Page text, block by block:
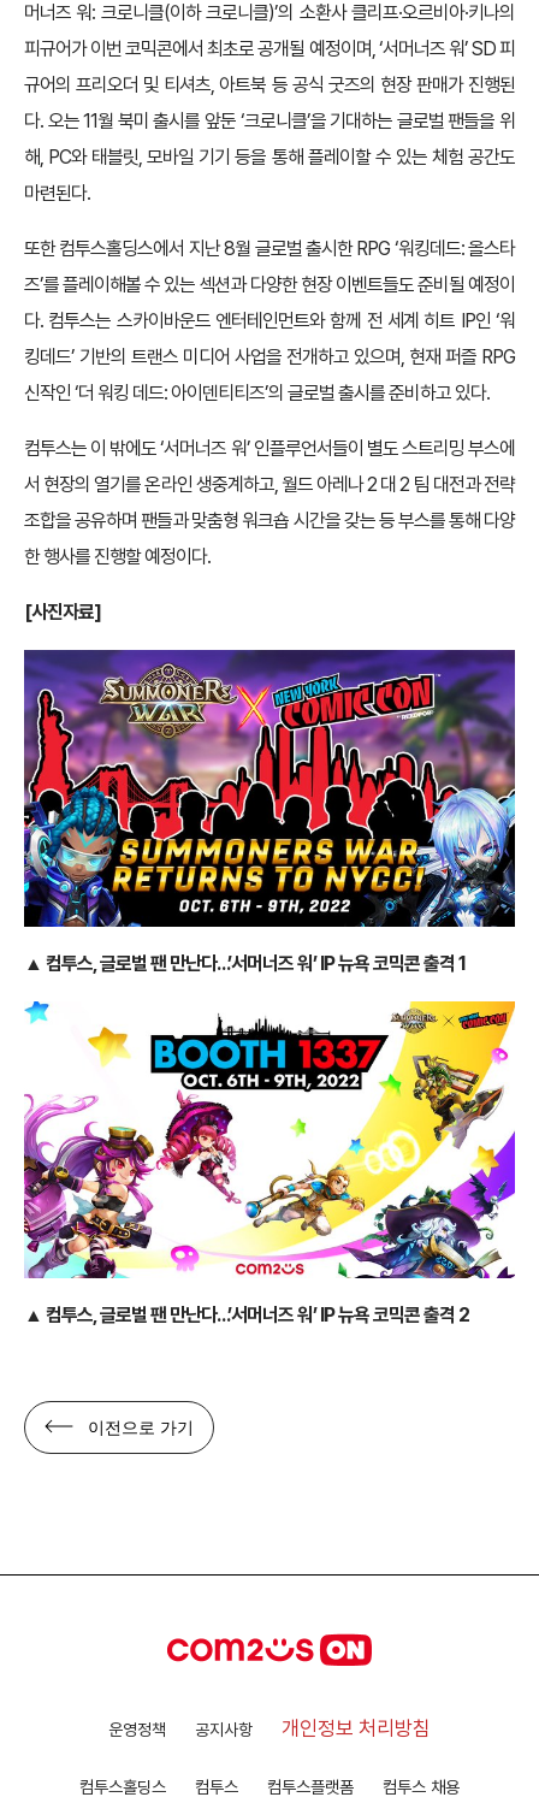
머너즈 워: 크로니클(이하 크로니클)’의 소환사 클리프·오르비아·키나의
피규어가 이번 코믹콘에서 최초로 공개될 예정이며, ‘서머너즈 워’ SD 피
규어의 프리오더 및 티셔츠, 아트북 등 공식 굿즈의 현장 판매가 진행된
다. 오는 11월 북미 출시를 앞둔 ‘크로니클’을 기대하는 글로벌 팬들을 위
해, PC와 태블릿, 모바일 기기 등을 통해 플레이할 수 있는 체험 공간도
마련된다.
또한 컴투스홀딩스에서 지난 8월 글로벌 출시한 RPG ‘워킹데드: 올스타
즈’를 플레이해볼 수 있는 섹션과 다양한 현장 이벤트들도 준비될 예정이
다. 컴투스는 스카이바운드 엔터테인먼트와 함께 전 세계 히트 IP인 ‘워
킹데드’ 기반의 트랜스 미디어 사업을 전개하고 있으며, 현재 퍼즐 RPG
신작인 ‘더 워킹 데드: 아이덴티티즈’의 글로벌 출시를 준비하고 있다.
컴투스는 이 밖에도 ‘서머너즈 워’ 인플루언서들이 별도 스트리밍 부스에
서 현장의 열기를 온라인 생중계하고, 월드 아레나 2 대 2 팀 대전과 전략
조합을 공유하며 팬들과 맞춤형 워크숍 시간을 갖는 등 부스를 통해 다양
한 행사를 진행할 예정이다.
[사진자료]
▲ 컴투스, 글로벌 팬 만난다…’서머너즈 워’ IP 뉴욕 코믹콘 출격 1
▲ 컴투스, 글로벌 팬 만난다…’서머너즈 워’ IP 뉴욕 코믹콘 출격 2
이전으로 가기
운영정책 공지사항 개인정보 처리방침
컴투스홀딩스 컴투스 컴투스플랫폼 컴투스 채용